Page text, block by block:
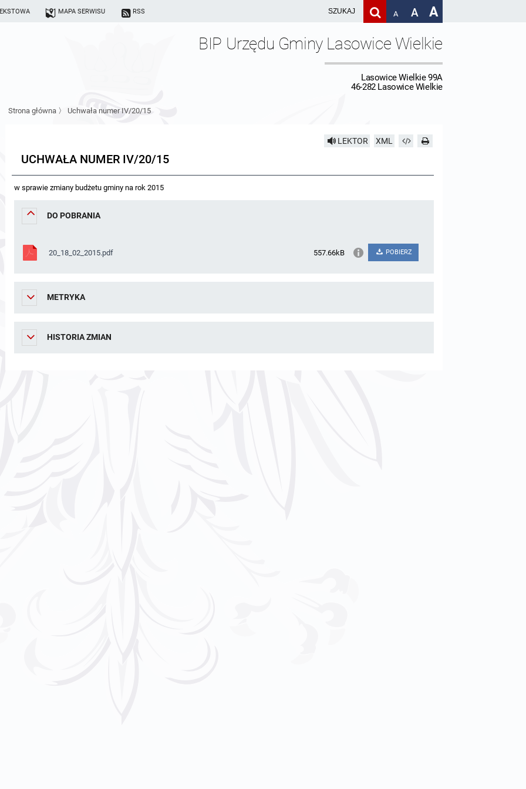
MAPA SERWISU RSS A A A
BIP Urzędu Gminy Lasowice Wielkie
Lasowice Wielkie 99A
46-282 Lasowice Wielkie
Strona główna 〉 Uchwała numer IV/20/15
LEKTOR XML
UCHWAŁA NUMER IV/20/15
w sprawie zmiany budżetu gminy na rok 2015
DO POBRANIA
20_18_02_2015.pdf 557.66kB POBIERZ
METRYKA
HISTORIA ZMIAN